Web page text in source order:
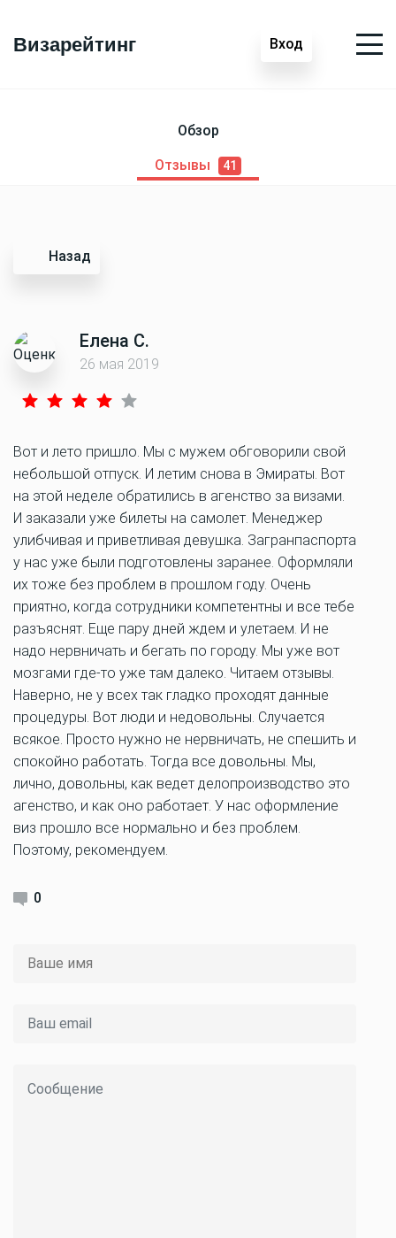
Визарейтинг Вход
Обзор
Отзывы 41
Назад
Елена С.
26 мая 2019
Вот и лето пришло. Мы с мужем обговорили свой
небольшой отпуск. И летим снова в Эмираты. Вот
на этой неделе обратились в агенство за визами.
И заказали уже билеты на самолет. Менеджер
улибчивая и приветливая девушка. Загранпаспорта
у нас уже были подготовлены заранее. Оформляли
их тоже без проблем в прошлом году. Очень
приятно, когда сотрудники компетентны и все тебе
разъяснят. Еще пару дней ждем и улетаем. И не
надо нервничать и бегать по городу. Мы уже вот
мозгами где-то уже там далеко. Читаем отзывы.
Наверно, не у всех так гладко проходят данные
процедуры. Вот люди и недовольны. Случается
всякое. Просто нужно не нервничать, не спешить и
спокойно работать. Тогда все довольны. Мы,
лично, довольны, как ведет делопроизводство это
агенство, и как оно работает. У нас оформление
виз прошло все нормально и без проблем.
Поэтому, рекомендуем.
0